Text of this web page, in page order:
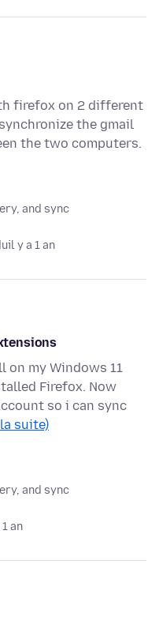
firefox on 2 different
the gmail
the two computers.
and sync
il y a 1 an
on my Windows 11
Firefox. Now
so i can sync
suite)
and sync
an